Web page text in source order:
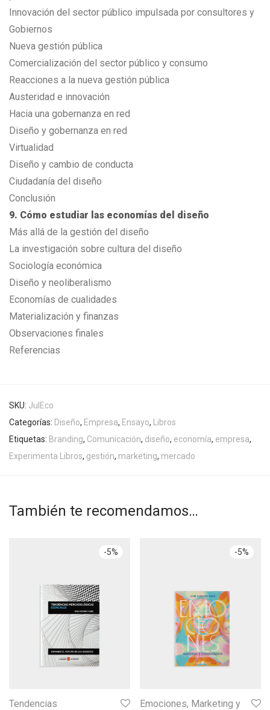
Innovación del sector público impulsada por consultores y
Gobiernos
Nueva gestión pública
Comercialización del sector público y consumo
Reacciones a la nueva gestión pública
Austeridad e innovación
Hacia una gobernanza en red
Diseño y gobernanza en red
Virtualidad
Diseño y cambio de conducta
Ciudadanía del diseño
Conclusión
9. Cómo estudiar las economías del diseño
Más allá de la gestión del diseño
La investigación sobre cultura del diseño
Sociología económica
Diseño y neoliberalismo
Economías de cualidades
Materialización y finanzas
Observaciones finales
Referencias
SKU: JulEco
Categorías: Diseño, Empresa, Ensayo, Libros
Etiquetas: Branding, Comunicación, diseño, economía, empresa,
Experimenta Libros, gestión, marketing, mercado
También te recomendamos…
-5%
Tendencias
-5%
Emociones, Marketing y